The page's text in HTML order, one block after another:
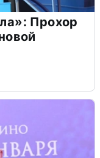
Прохор